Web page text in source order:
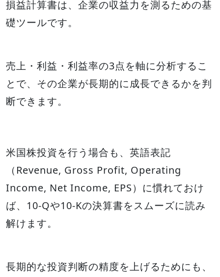
損益計算書は、企業の収益力を測るための基
礎ツールです。
売上・利益・利益率の3点を軸に分析するこ
とで、その企業が長期的に成長できるかを判
断できます。
米国株投資を行う場合も、英語表記
（Revenue, Gross Profit, Operating
Income, Net Income, EPS）に慣れておけ
ば、10-Qや10-Kの決算書をスムーズに読み
解けます。
長期的な投資判断の精度を上げるためにも、